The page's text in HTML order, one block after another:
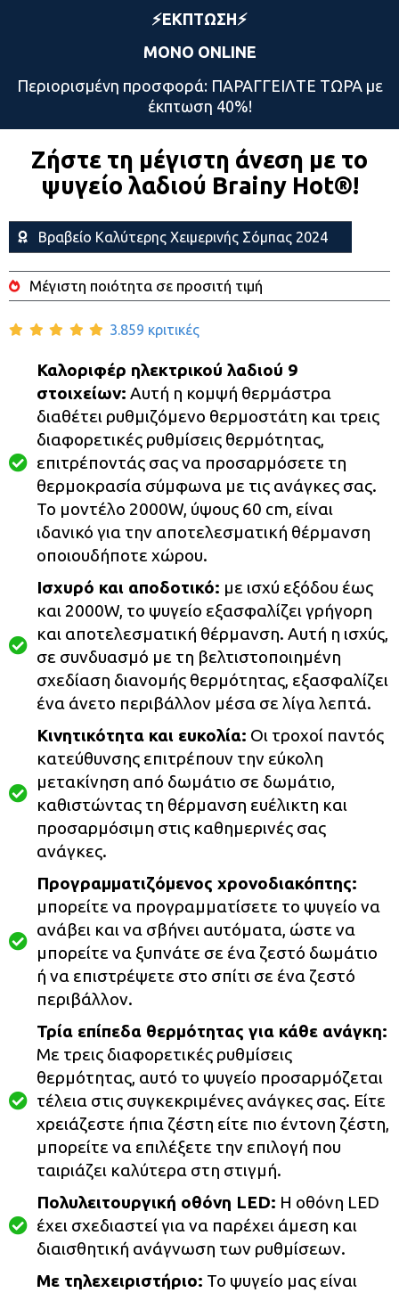
⚡️ΕΚΠΤΩΣΗ⚡️
ΜΟΝΟ ONLINE
Περιορισμένη προσφορά: ΠΑΡΑΓΓΕΙΛΤΕ ΤΩΡΑ με
έκπτωση 40%!
Ζήστε τη μέγιστη άνεση με το
ψυγείο λαδιού Brainy Hot®️!
Βραβείο Καλύτερης Χειμερινής Σόμπας 2024
Μέγιστη ποιότητα σε προσιτή τιμή
3.859 κριτικές
Καλοριφέρ ηλεκτρικού λαδιού 9
στοιχείων: Αυτή η κομψή θερμάστρα
διαθέτει ρυθμιζόμενο θερμοστάτη και τρεις
διαφορετικές ρυθμίσεις θερμότητας,
επιτρέποντάς σας να προσαρμόσετε τη
θερμοκρασία σύμφωνα με τις ανάγκες σας.
Το μοντέλο 2000W, ύψους 60 cm, είναι
ιδανικό για την αποτελεσματική θέρμανση
οποιουδήποτε χώρου.
Ισχυρό και αποδοτικό: με ισχύ εξόδου έως
και 2000W, το ψυγείο εξασφαλίζει γρήγορη
και αποτελεσματική θέρμανση. Αυτή η ισχύς,
σε συνδυασμό με τη βελτιστοποιημένη
σχεδίαση διανομής θερμότητας, εξασφαλίζει
ένα άνετο περιβάλλον μέσα σε λίγα λεπτά.
Κινητικότητα και ευκολία: Οι τροχοί παντός
κατεύθυνσης επιτρέπουν την εύκολη
μετακίνηση από δωμάτιο σε δωμάτιο,
καθιστώντας τη θέρμανση ευέλικτη και
προσαρμόσιμη στις καθημερινές σας
ανάγκες.
Προγραμματιζόμενος χρονοδιακόπτης:
μπορείτε να προγραμματίσετε το ψυγείο να
ανάβει και να σβήνει αυτόματα, ώστε να
μπορείτε να ξυπνάτε σε ένα ζεστό δωμάτιο
ή να επιστρέψετε στο σπίτι σε ένα ζεστό
περιβάλλον.
Τρία επίπεδα θερμότητας για κάθε ανάγκη:
Με τρεις διαφορετικές ρυθμίσεις
θερμότητας, αυτό το ψυγείο προσαρμόζεται
τέλεια στις συγκεκριμένες ανάγκες σας. Είτε
χρειάζεστε ήπια ζέστη είτε πιο έντονη ζέστη,
μπορείτε να επιλέξετε την επιλογή που
ταιριάζει καλύτερα στη στιγμή.
Πολυλειτουργική οθόνη LED: Η οθόνη LED
έχει σχεδιαστεί για να παρέχει άμεση και
διαισθητική ανάγνωση των ρυθμίσεων.
Με τηλεχειριστήριο: Το ψυγείο μας είναι